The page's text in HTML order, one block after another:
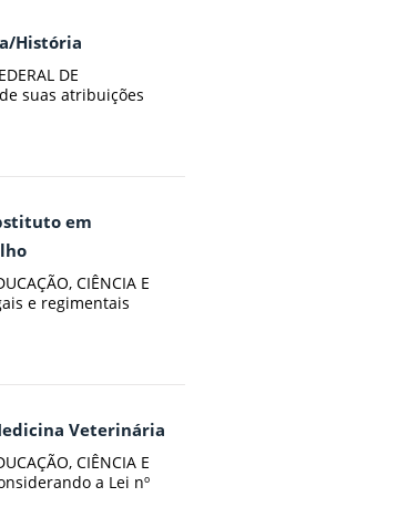
História
DE
de suas atribuições
em
CIÊNCIA E
e regimentais
Veterinária
CIÊNCIA E
a Lei nº